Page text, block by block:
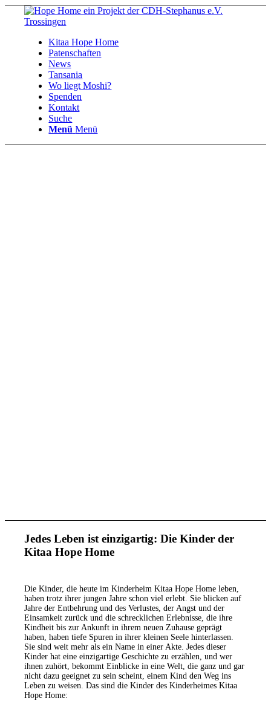
Kitaa Hope Home
Patenschaften
News
Tansania
Wo liegt Moshi?
Spenden
Kontakt
Suche
Menü Menü
Jedes Leben ist einzigartig: Die Kinder der
Kitaa Hope Home
Die Kinder, die heute im Kinderheim Kitaa Hope Home leben,
haben trotz ihrer jungen Jahre schon viel erlebt. Sie blicken auf
Jahre der Entbehrung und des Verlustes, der Angst und der
Einsamkeit zurück und die schrecklichen Erlebnisse, die ihre
Kindheit bis zur Ankunft in ihrem neuen Zuhause geprägt
haben, haben tiefe Spuren in ihrer kleinen Seele hinterlassen.
Sie sind weit mehr als ein Name in einer Akte. Jedes dieser
Kinder hat eine einzigartige Geschichte zu erzählen, und wer
ihnen zuhört, bekommt Einblicke in eine Welt, die ganz und gar
nicht dazu geeignet zu sein scheint, einem Kind den Weg ins
Leben zu weisen. Das sind die Kinder des Kinderheimes Kitaa
Hope Home: